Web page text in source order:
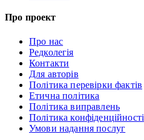
Про проект
Про нас
Редколегія
Контакти
Для авторів
Політика перевірки фактів
Етична політика
Політика виправлень
Політика конфіденційності
Умови надання послуг